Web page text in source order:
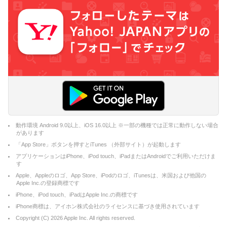
動作環境 Android 9.0以上、iOS 16.0以上 ※一部の機種では正常に動作しない場合
があります
「App Store」ボタンを押すとiTunes （外部サイト）が起動します
アプリケーションはiPhone、iPod touch、iPadまたはAndroidでご利用いただけま
す
Apple、Appleのロゴ、App Store、iPodのロゴ、iTunesは、米国および他国の
Apple Inc.の登録商標です
iPhone、iPod touch、iPadはApple Inc.の商標です
iPhone商標は、アイホン株式会社のライセンスに基づき使用されています
Copyright (C) 2026Apple Inc. All rights reserved.